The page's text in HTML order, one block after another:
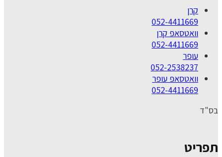
קרן
052-4411669
וואטסאפ קרן
052-4411669
עופר
052-2538237
וואטסאפ עופר
052-4411669
בס"ד
תפריט